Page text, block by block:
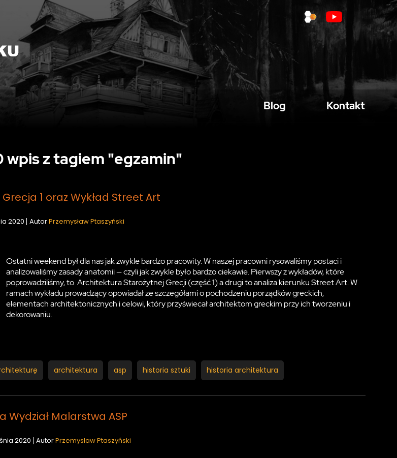
Blog Kontakt
wpis z tagiem "egzamin"
1 oraz Wykład Street Art
2020 AutorPrzemysław Ptaszyński
Ostatni weekend był dla nas jak zwykle bardzo pracowity. W naszej pracowni rysowaliśmy postaci i
analizowaliśmy zasady anatomii — czyli jak zwykle było bardzo ciekawie. Pierwszy z wykładów, które
poprowadziliśmy, to Architektura Starożytnej Grecji (część 1) a drugi to analiza kierunku Street Art. W
ramach wykładu prowadzący opowiadał ze szczegółami o pochodzeniu porządków greckich,
elementach architektonicznych i celowi, który przyświecał architektom greckim przy ich tworzeniu i
dekorowaniu.
architektura asp historia sztuki historia architektura
Wydział Malarstwa ASP
2020 AutorPrzemysław Ptaszyński